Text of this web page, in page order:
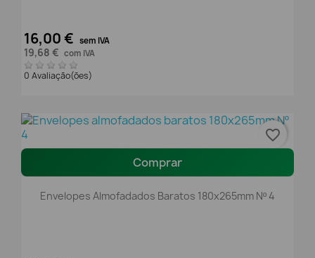
16,00 € sem IVA
19,68 € com IVA
0 Avaliação(ões)
Comprar
Envelopes Almofadados Baratos 180x265mm Nº 4
favorite_border